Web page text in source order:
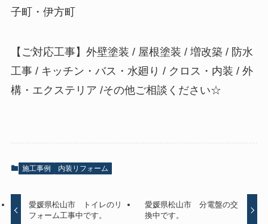
子町・伊方町
【ご対応工事】外壁塗装 / 屋根塗装 / 増改築 / 防水
工事 / キッチン・バス・水廻り / クロス・内装 / 外
構・エクステリア /その他ご相談ください☆
施工事例 内装リフォーム
愛媛県松山市 トイレのリ
フォーム工事中です。
愛媛県松山市 分電盤の交
換中です。